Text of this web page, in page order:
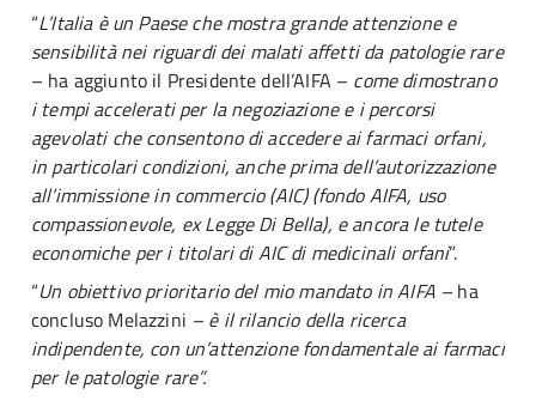
“L’Italia è un Paese che mostra grande attenzione e
sensibilità nei riguardi dei malati affetti da patologie rare
– ha aggiunto il Presidente dell’AIFA – come dimostrano
i tempi accelerati per la negoziazione e i percorsi
agevolati che consentono di accedere ai farmaci orfani,
in particolari condizioni, anche prima dell’autorizzazione
all’immissione in commercio (AIC) (fondo AIFA, uso
compassionevole, ex Legge Di Bella), e ancora le tutele
economiche per i titolari di AIC di medicinali orfani”.
“Un obiettivo prioritario del mio mandato in AIFA –ha
concluso Melazzini – è il rilancio della ricerca
indipendente, con un’attenzione fondamentale ai farmaci
per le patologie rare”.